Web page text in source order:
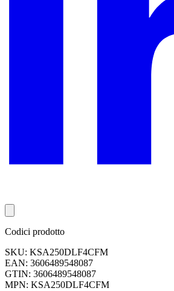
Codici prodotto
SKU: KSA250DLF4CFM
EAN: 3606489548087
GTIN: 3606489548087
MPN: KSA250DLF4CFM